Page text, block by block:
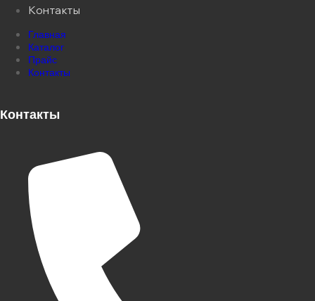
Контакты
Главная
Каталог
Прайс
Контакты
Контакты